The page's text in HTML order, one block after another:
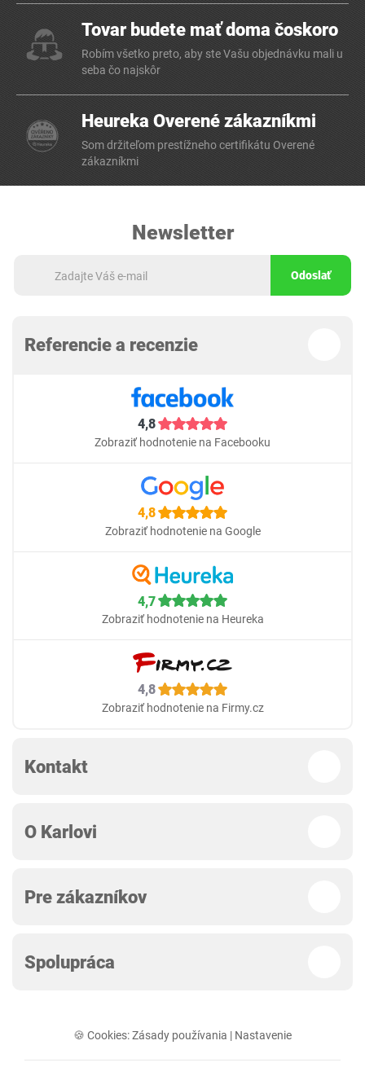
Tovar budete mať doma čoskoro
Robím všetko preto, aby ste Vašu objednávku mali u
seba čo najskôr
Heureka Overené zákazníkmi
Som držiteľom prestížneho certifikátu Overené
zákazníkmi
Newsletter
Odoslať
Referencie a recenzie
4,8
Zobraziť hodnotenie na Facebooku
4,8
Zobraziť hodnotenie na Google
4,7
Zobraziť hodnotenie na Heureka
4,8
Zobraziť hodnotenie na Firmy.cz
Kontakt
O Karlovi
Pre zákazníkov
Spolupráca
🍪 Cookies:Zásady používania | Nastavenie